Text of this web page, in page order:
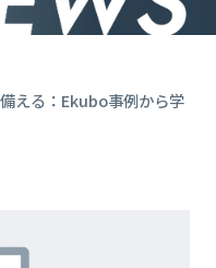
える：Ekubo事例から学